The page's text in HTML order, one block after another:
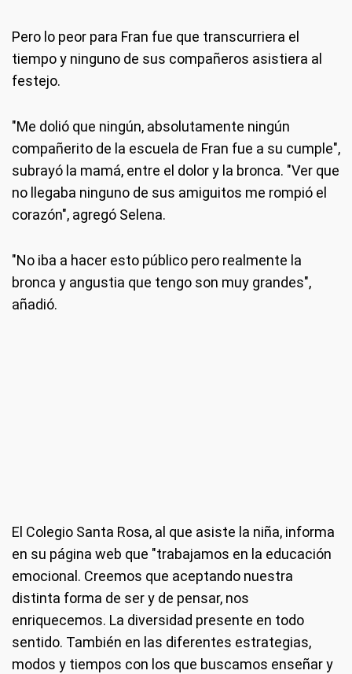
Pero lo peor para Fran fue que transcurriera el
tiempo y ninguno de sus compañeros asistiera al
festejo.
"Me dolió que ningún, absolutamente ningún
compañerito de la escuela de Fran fue a su cumple",
subrayó la mamá, entre el dolor y la bronca. "Ver que
no llegaba ninguno de sus amiguitos me rompió el
corazón", agregó Selena.
"No iba a hacer esto público pero realmente la
bronca y angustia que tengo son muy grandes",
añadió.
El Colegio Santa Rosa, al que asiste la niña, informa
en su página web que "trabajamos en la educación
emocional. Creemos que aceptando nuestra
distinta forma de ser y de pensar, nos
enriquecemos. La diversidad presente en todo
sentido. También en las diferentes estrategias,
modos y tiempos con los que buscamos enseñar y